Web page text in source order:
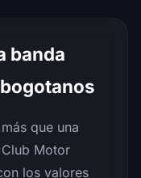
banda
que una
Motor
los valores